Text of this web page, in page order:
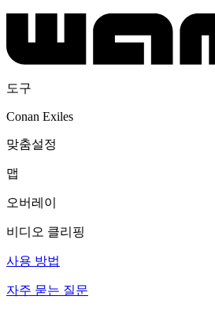
도구
Conan Exiles
맞춤설정
맵
오버레이
비디오 클리핑
사용 방법
자주 묻는 질문